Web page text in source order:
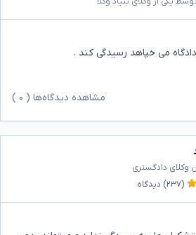
می خپاهد رسیدگی کند .
مشاهده دیدگاه‌ها ( ۰
وکلای دادگستری
(۲۳۷) دیدگاه